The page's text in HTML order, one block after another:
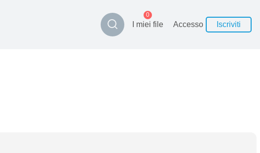
I miei file
0
Accesso Iscriviti